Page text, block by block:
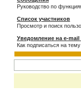
Руководство по
Список участников
Просмотр и поиск
Уведомление на e-
Как подписаться на